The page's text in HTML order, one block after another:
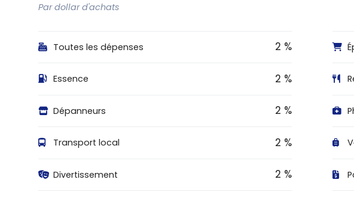
Par dollar d'achats
Toutes les dépenses 2 %
Essence 2 %
Dépanneurs 2 %
Transport local 2 %
Divertissement 2 %